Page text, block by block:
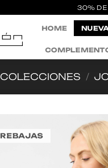
30% DE
HOME
COLECCIONES /
REBAJAS